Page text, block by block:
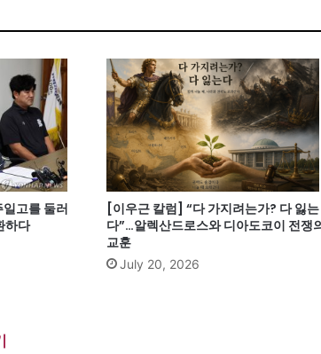
고를 둘러
하다
[이우근 칼럼] “다 가지려는가? 다 잃는
다”…알렉산드로스와 디아도코이 전쟁
교훈
July 20, 2026